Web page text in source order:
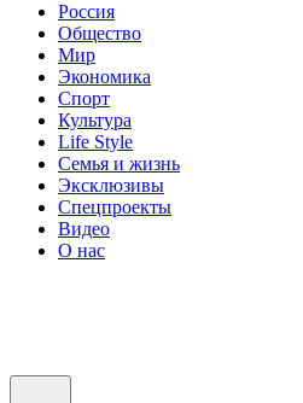
Россия
Общество
Мир
Экономика
Спорт
Культура
Life Style
Семья и жизнь
Эксклюзивы
Спецпроекты
Видео
О нас